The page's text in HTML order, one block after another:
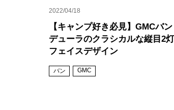
2022/04/18
【キャンプ好き必見】GMCバン
デューラのクラシカルな縦目2灯
フェイスデザイン
バン GMC